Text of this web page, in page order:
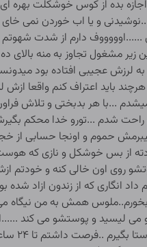
بده از کوس خوشکلت
و یا اب خوردن نمی
......اوووووف دارم از شدت
زیر مشغول تجاوز به منه بالای
عجیبی افتاده بود
باید اعتراف کنم واقعا
...با هر بدبختی و تلاش
شدم ...تورو خدا محکم
حموم و اونجا حسابی از
از بس خوشکل و نازی که
روی اون خالی کنه و خودتم
انگاری که از زندون ازاد
بخورم..ملوس همش به من
می لیسید و پوستشو می کند